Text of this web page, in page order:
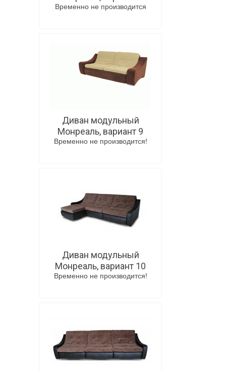
Временно не производится
Диван модульный
Монреаль, вариант 9
Временно не производится!
Диван модульный
Монреаль, вариант 10
Временно не производится!